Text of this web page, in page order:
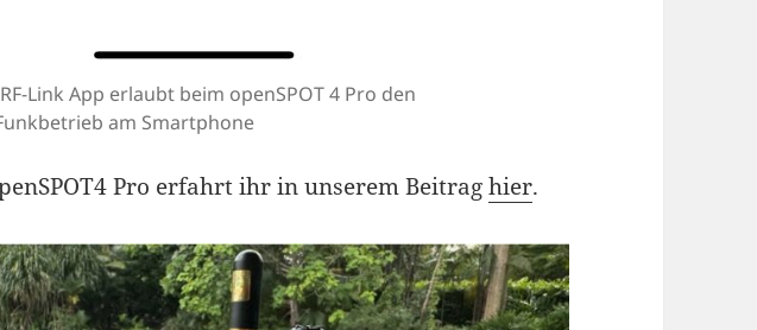
Link App erlaubt beim openSPOT 4 Pro den
am Smartphone
Pro erfahrt ihr in unserem Beitraghier.